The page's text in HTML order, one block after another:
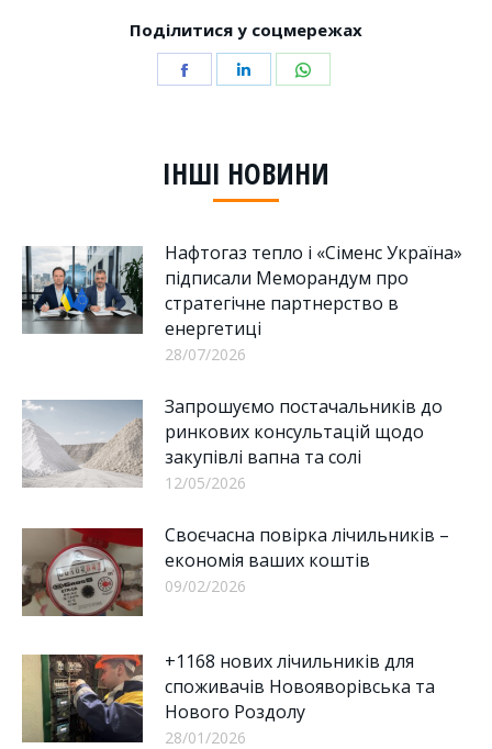
Поділитися у соцмережах
Share
Share
ІНШІ НОВИНИ
Нафтогаз тепло і «Сіменс Україна»
підписали Меморандум про
стратегічне партнерство в
енергетиці
28/07/2026
Запрошуємо постачальників до
ринкових консультацій щодо
закупівлі вапна та солі
12/05/2026
Своєчасна повірка лічильників –
економія ваших коштів
09/02/2026
+1168 нових лічильників для
споживачів Новояворівська та
Нового Роздолу
28/01/2026